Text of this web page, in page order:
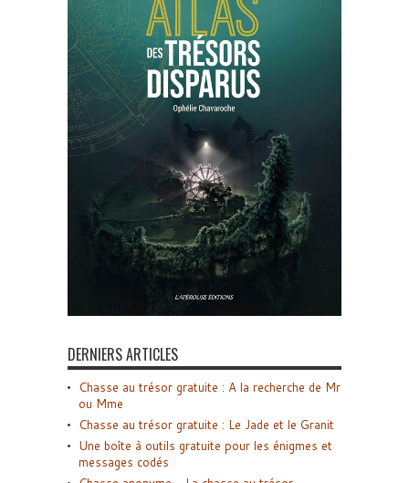
DERNIERS ARTICLES
Chasse au trésor gratuite : A la recherche de Mr
ou Mme
Chasse au trésor gratuite : Le Jade et le Granit
Une boîte à outils gratuite pour les énigmes et
messages codés